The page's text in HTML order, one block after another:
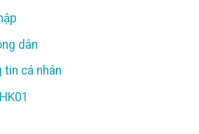
dân
tin cá nhân